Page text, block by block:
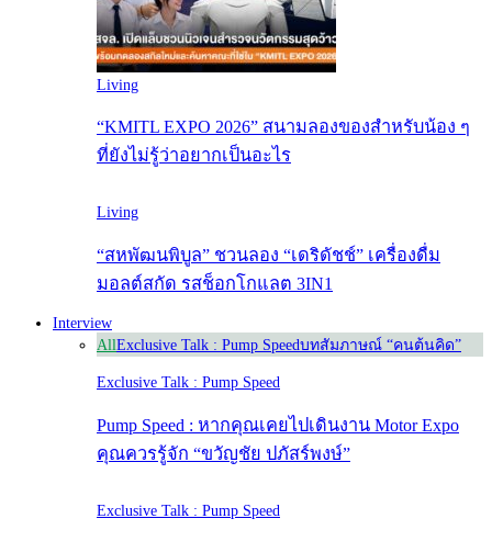
Living
“KMITL EXPO 2026” สนามลองของสำหรับน้อง ๆ
ที่ยังไม่รู้ว่าอยากเป็นอะไร
Living
“สหพัฒนพิบูล” ชวนลอง “เดริดัชช์” เครื่องดื่ม
มอลต์สกัด รสช็อกโกแลต 3IN1
Interview
AllExclusive Talk : Pump Speedบทสัมภาษณ์ “คนต้นคิด”
Exclusive Talk : Pump Speed
Pump Speed : หากคุณเคยไปเดินงาน Motor Expo
คุณควรรู้จัก “ขวัญชัย ปภัสร์พงษ์”
Exclusive Talk : Pump Speed